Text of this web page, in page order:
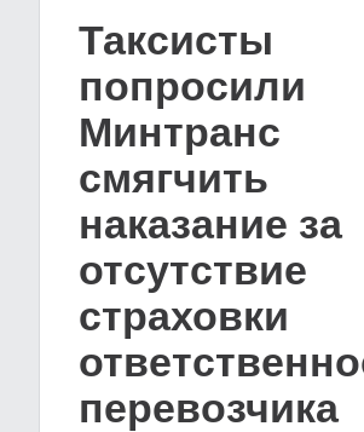
Таксисты
попросили
Минтранс
смягчить
наказание за
отсутствие
страховки
перевозчика